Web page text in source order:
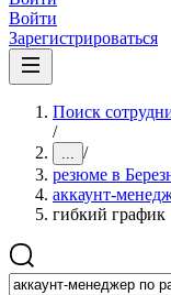
Войти
Зарегистрироваться
Поиск
/
... /
резюме в
аккаунт-
гибкий график